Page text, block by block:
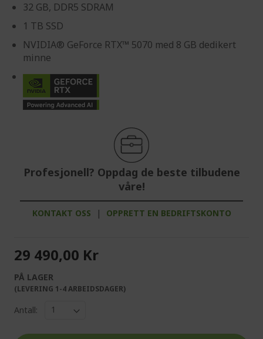
32 GB, DDR5 SDRAM
1 TB SSD
NVIDIA® GeForce RTX™ 5070 med 8 GB dedikert
minne
Profesjonell? Oppdag de beste tilbudene
våre!
KONTAKT OSS | OPPRETT EN BEDRIFTSKONTO
29 490,00 Kr
PÅ LAGER
(LEVERING 1-4 ARBEIDSDAGER)
Antall: